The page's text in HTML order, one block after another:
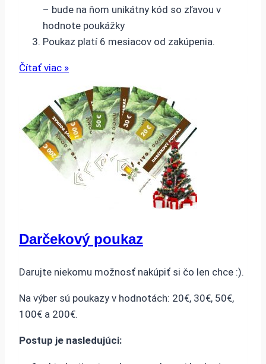
– bude na ňom unikátny kód so zľavou v
hodnote poukážky
Poukaz platí 6 mesiacov od zakúpenia.
Čítať viac »
Darčekový poukaz
Darujte niekomu možnosť nakúpiť si čo len chce :).
Na výber sú poukazy v hodnotách: 20€, 30€, 50€,
100€ a 200€.
Postup je nasledujúci: